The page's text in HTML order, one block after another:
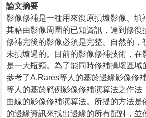
論文摘要
影像修補是一種用來復原損壞影像、填
其藉由影像周圍的已知資訊，達到修復
修補完後的影像必須是完整、自然的，
未損壞過的。目前的影像修補技術，在
是一大瓶頸。為了能同時修補損壞區域
參考了A.Rares等人的基於邊緣影像修
等人的基於範例影像修補演算法之作法
曲線的影像修補演算法。所提的方法是
的邊緣資訊來找出邊緣的所有配對，並